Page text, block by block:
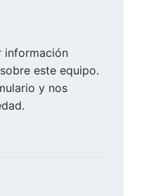
información
este equipo.
y nos